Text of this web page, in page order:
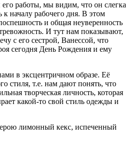
работы, мы видим, что он слегка
к началу рабочего дня. В этом
и общая неуверенность
И тут нам показывают,
с его сестрой, Ванессой, что
сегодня День Рождения и ему
в эксцентричном образе. Её
стиля, т.е. нам дают понять, что
творческая личность, которая
какой-то свой стиль одежды и
лимонный кекс, испеченный